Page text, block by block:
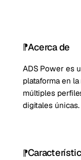
Acerca de
ADS Power es
plataforma en
múltiples
digitales únicas.